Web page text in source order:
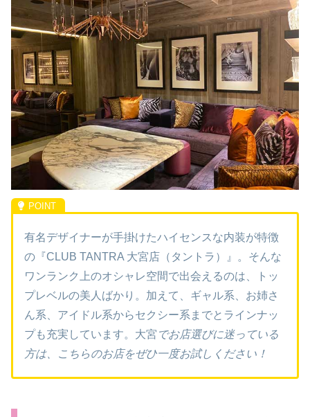
有名デザイナーが手掛けたハイセンスな内装が特徴
の『CLUB TANTRA 大宮店（タントラ）』。そんな
ワンランク上のオシャレ空間で出会えるのは、トッ
プレベルの美人ばかり。加えて、ギャル系、お姉さ
ん系、アイドル系からセクシー系までとラインナッ
プも充実しています。大宮 でお店選びに迷っている
方は、こちらのお店をぜひ一度お試しください！